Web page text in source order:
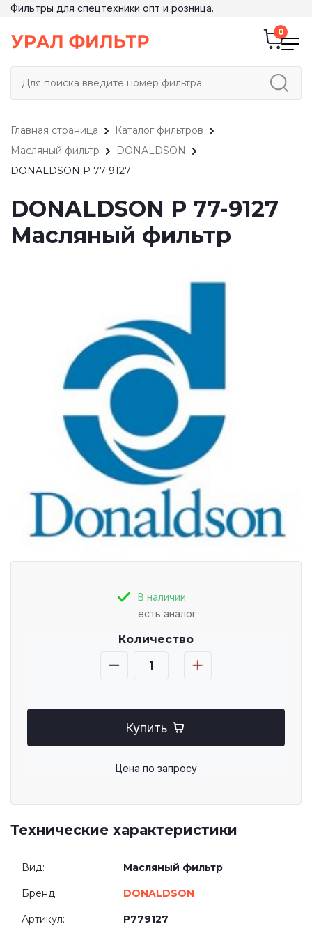
Фильтры для спецтехники опт и розница.
Главная страница
Каталог фильтров
Масляный фильтр
DONALDSON
DONALDSON P 77-9127
DONALDSON P 77-9127
Масляный фильтр
В наличии
есть аналог
Количество
Купить
Цена по запросу
Технические характеристики
Вид: Масляный фильтр
Бренд: DONALDSON
Артикул: P779127